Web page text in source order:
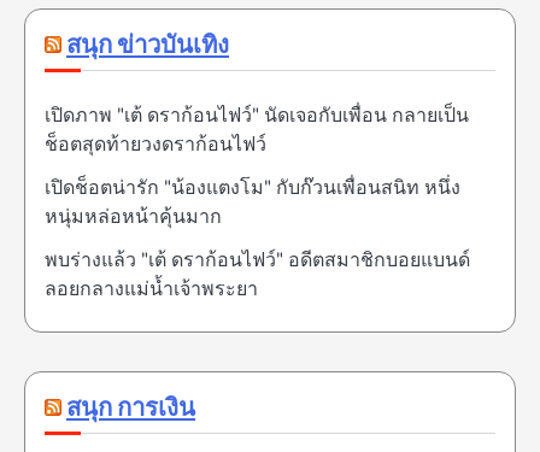
สนุก ข่าวบันเทิง
เปิดภาพ "เต้ ดราก้อนไฟว์" นัดเจอกับเพื่อน กลายเป็น
ช็อตสุดท้ายวงดราก้อนไฟว์
เปิดช็อตน่ารัก "น้องแตงโม" กับก๊วนเพื่อนสนิท หนึ่ง
หนุ่มหล่อหน้าคุ้นมาก
พบร่างแล้ว "เต้ ดราก้อนไฟว์" อดีตสมาชิกบอยแบนด์
ลอยกลางแม่น้ำเจ้าพระยา
สนุก การเงิน